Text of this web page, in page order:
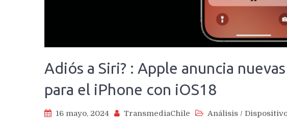
Adiós a Siri? : Apple anuncia
para el iPhone con iOS18
16 mayo, 2024 TransmediaChile Análisis /